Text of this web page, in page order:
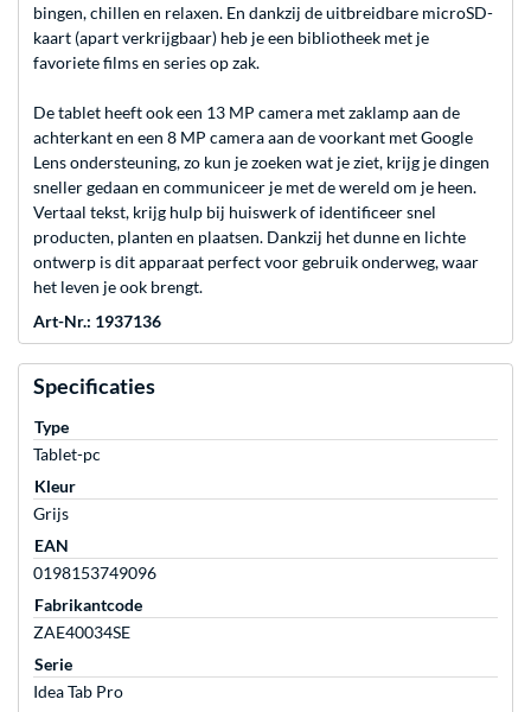
bingen, chillen en relaxen. En dankzij de uitbreidbare microSD-
kaart (apart verkrijgbaar) heb je een bibliotheek met je
favoriete films en series op zak.
De tablet heeft ook een 13 MP camera met zaklamp aan de
achterkant en een 8 MP camera aan de voorkant met Google
Lens ondersteuning, zo kun je zoeken wat je ziet, krijg je dingen
sneller gedaan en communiceer je met de wereld om je heen.
Vertaal tekst, krijg hulp bij huiswerk of identificeer snel
producten, planten en plaatsen. Dankzij het dunne en lichte
ontwerp is dit apparaat perfect voor gebruik onderweg, waar
het leven je ook brengt.
Art-Nr.: 1937136
Specificaties
Type
Tablet-pc
Kleur
Grijs
EAN
0198153749096
Fabrikantcode
ZAE40034SE
Serie
Idea Tab Pro